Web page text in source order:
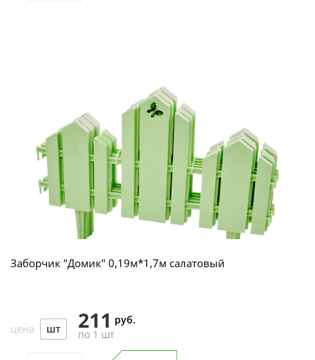
Заборчик "Домик" 0,19м*1,7м салатовый
цена шт 211 руб.
по 1 шт